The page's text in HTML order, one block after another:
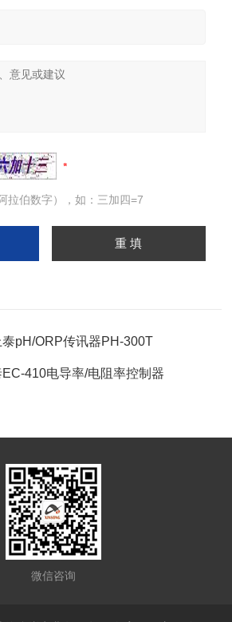
拉伯数字），如：三加四=7
pH/ORP传讯器PH-300T
410电导率/电阻率控制器
微信咨询